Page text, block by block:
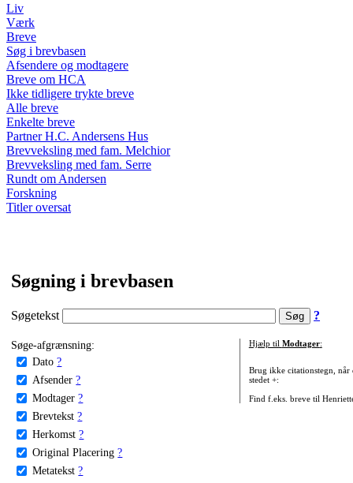
Liv
Værk
Breve
Søg i brevbasen
Afsendere og modtagere
Breve om HCA
Ikke tidligere trykte breve
Alle breve
Enkelte breve
Partner H.C. Andersens Hus
Brevveksling med fam. Melchior
Brevveksling med fam. Serre
Rundt om Andersen
Forskning
Titler oversat
Søgning i brevbasen
Søgetekst ?
Søge-afgrænsning:
Dato ?
Afsender ?
Modtager ?
Brevtekst ?
Herkomst ?
Original Placering ?
Metatekst ?
Hjælp til Modtager:
Brug ikke citationstegn, når
stedet +:
Find f.eks. breve til